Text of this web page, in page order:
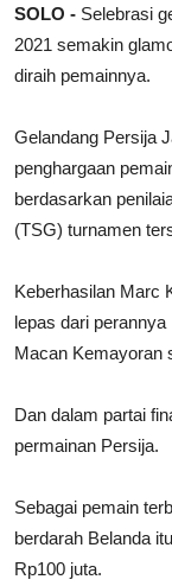
SOLO - Selebrasi
2021 semakin
diraih pemainnya.
Gelandang Persija
penghargaan
berdasarkan
(TSG) turnamen
Keberhasilan Marc
lepas dari
Macan Kemayoran
Dan dalam partai
permainan Persija.
Sebagai pemain
berdarah Belanda
Rp100 juta.